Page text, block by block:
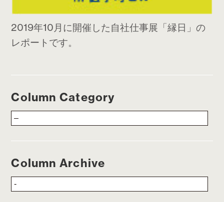
2019年10月に開催した自社仕事展「縁日」の
レポートです。
Column Category
Column Archive